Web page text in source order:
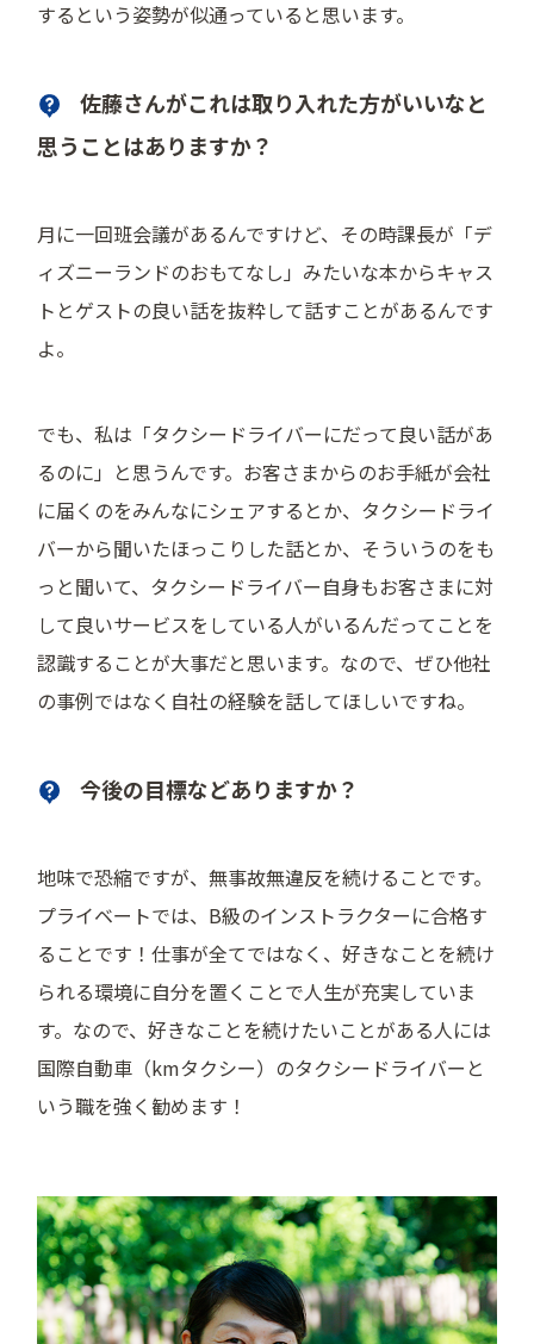
するという姿勢が似通っていると思います。
佐藤さんがこれは取り入れた方がいいなと
思うことはありますか？
月に一回班会議があるんですけど、その時課長が「デ
ィズニーランドのおもてなし」みたいな本からキャス
トとゲストの良い話を抜粋して話すことがあるんです
よ。
でも、私は「タクシードライバーにだって良い話があ
るのに」と思うんです。お客さまからのお手紙が会社
に届くのをみんなにシェアするとか、タクシードライ
バーから聞いたほっこりした話とか、そういうのをも
っと聞いて、タクシードライバー自身もお客さまに対
して良いサービスをしている人がいるんだってことを
認識することが大事だと思います。なので、ぜひ他社
の事例ではなく自社の経験を話してほしいですね。
今後の目標などありますか？
地味で恐縮ですが、無事故無違反を続けることです。
プライベートでは、B級のインストラクターに合格す
ることです！仕事が全てではなく、好きなことを続け
られる環境に自分を置くことで人生が充実していま
す。なので、好きなことを続けたいことがある人には
国際自動車（kmタクシー）のタクシードライバーと
いう職を強く勧めます！